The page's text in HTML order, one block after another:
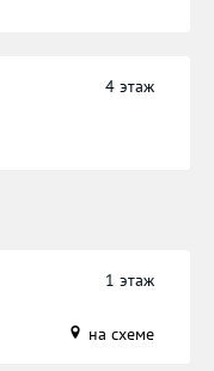
4 этаж
1 этаж
на схеме